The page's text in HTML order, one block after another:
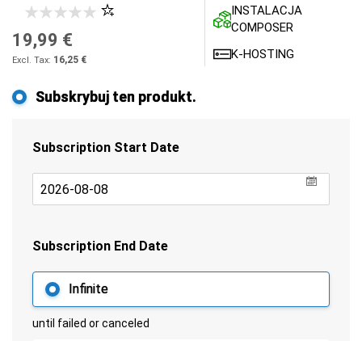
19,99 €
16,25 €
INSTALACJA
COMPOSER
K-HOSTING
Subskrybuj ten produkt.
Subscription Start Date
Subscription End Date
Infinite
until failed or canceled